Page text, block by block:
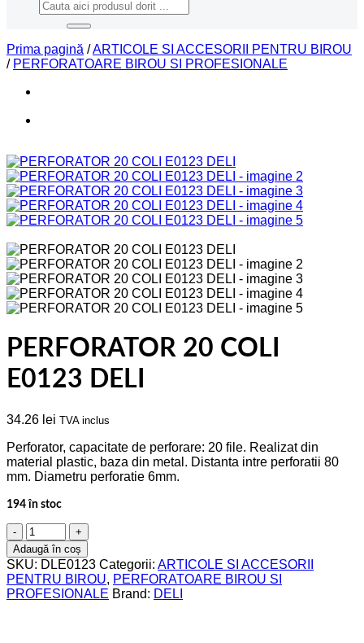
Caută
după:
Prima pagină /ARTICOLE SI ACCESORII PENTRU BIROU
/ PERFORATOARE BIROU SI PROFESIONALE
PERFORATOR 20 COLI
E0123 DELI
34.26 lei TVA inclus
Perforator, capacitate de perforare: 20 file. Realizat din
material plastic, baza din metal. Distanta intre perforatii 80
mm. Diametru perforatie 6mm.
194 în stoc
Cantitate
PERFORATOR
20
COLI
E0123
DELI
Adaugă în coș
SKU: DLE0123 Categorii: ARTICOLE SI ACCESORII
PENTRU BIROU, PERFORATOARE BIROU SI
PROFESIONALE Brand: DELI